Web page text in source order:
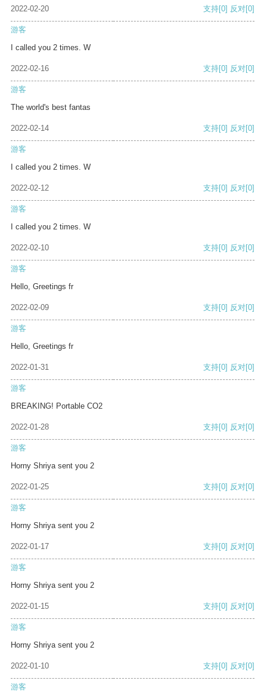
2022-02-20 支持[0] 反对[0]
游客
I called you 2 times. W
2022-02-16 支持[0] 反对[0]
游客
The world's best fantas
2022-02-14 支持[0] 反对[0]
游客
I called you 2 times. W
2022-02-12 支持[0] 反对[0]
游客
I called you 2 times. W
2022-02-10 支持[0] 反对[0]
游客
Hello, Greetings fr
2022-02-09 支持[0] 反对[0]
游客
Hello, Greetings fr
2022-01-31 支持[0] 反对[0]
游客
BREAKING! Portable CO2
2022-01-28 支持[0] 反对[0]
游客
Horny Shriya sent you 2
2022-01-25 支持[0] 反对[0]
游客
Horny Shriya sent you 2
2022-01-17 支持[0] 反对[0]
游客
Horny Shriya sent you 2
2022-01-15 支持[0] 反对[0]
游客
Horny Shriya sent you 2
2022-01-10 支持[0] 反对[0]
游客